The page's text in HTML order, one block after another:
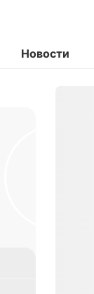
Новости